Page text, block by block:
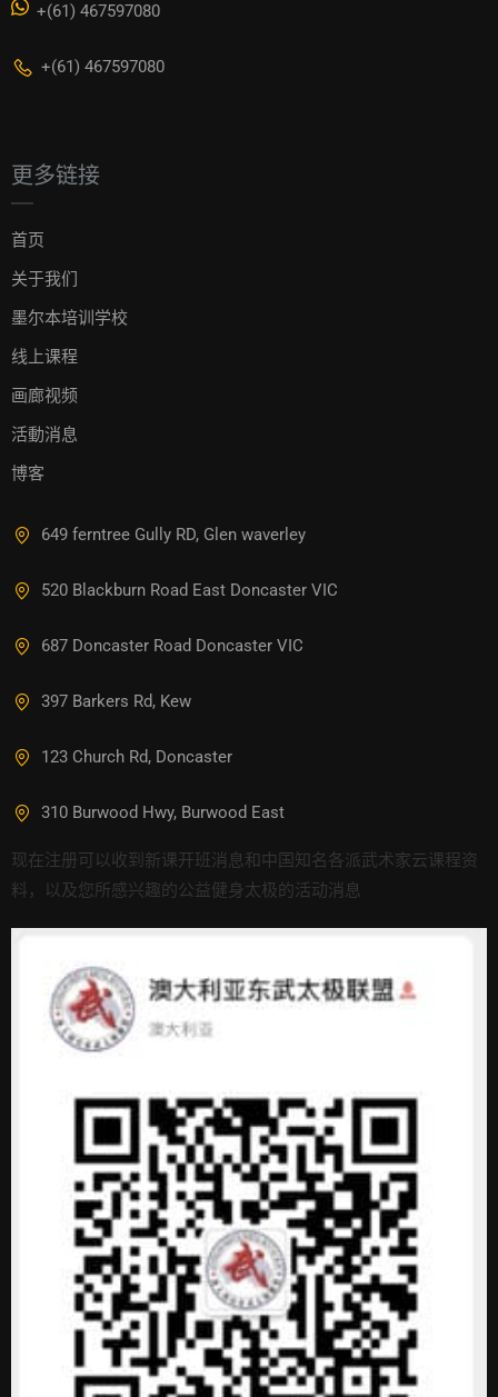
+(61) 467597080
+(61) 467597080
更多链接
首页
关于我们
墨尔本培训学校
线上课程
画廊视频
活動消息
博客
649 ferntree Gully RD, Glen waverley
520 Blackburn Road East Doncaster VIC
687 Doncaster Road Doncaster VIC
397 Barkers Rd, Kew
123 Church Rd, Doncaster
310 Burwood Hwy, Burwood East
现在注册可以收到新课开班消息和中国知名各派武术家云课程资
料，以及您所感兴趣的公益健身太极的活动消息